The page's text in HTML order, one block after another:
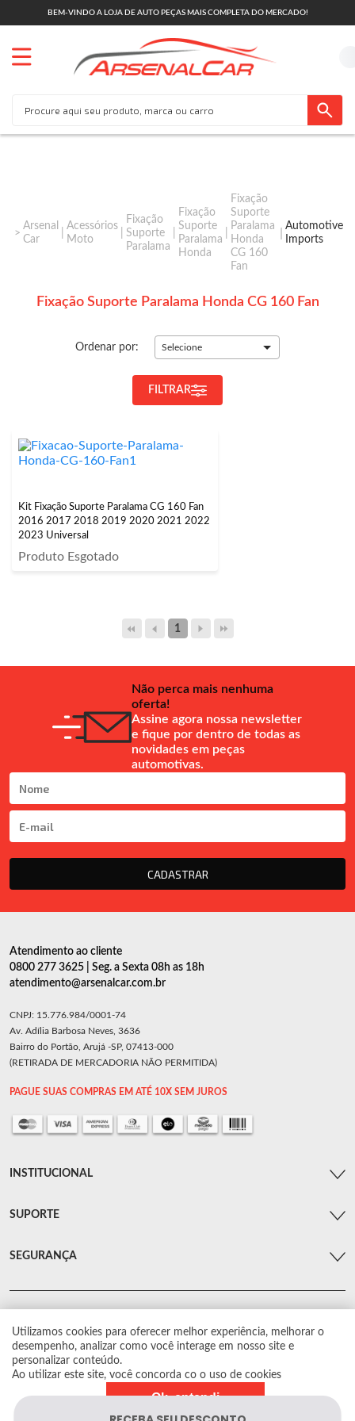
BEM-VINDO A LOJA DE AUTO PEÇAS MAIS COMPLETA DO MERCADO!
Arsenal
Car
Acessórios
Moto
Fixação
Suporte
Paralama
Fixação
Suporte
Paralama
Honda
Fixação
Suporte
Paralama
Honda
CG 160
Fan
Automotive
Imports
Fixação Suporte Paralama Honda CG 160 Fan
Ordenar por: Selecione
FILTRAR
Kit Fixação Suporte Paralama CG 160 Fan
2016 2017 2018 2019 2020 2021 2022
2023 Universal
Produto Esgotado
1
Não perca mais nenhuma
oferta!
Assine agora nossa newsletter
e fique por dentro de todas as
novidades em peças
automotivas.
CADASTRAR
Utilizamos cookies para oferecer melhor experiência, melhorar o
desempenho, analizar como você interage em nosso site e
personalizar conteúdo.
Ao utilizar este site, você concorda co o uso de cookies
Ok, entendi
Atendimento ao cliente
0800 277 3625 | Seg. a Sexta 08h as 18h
atendimento@arsenalcar.com.br
CNPJ: 15.776.984/0001-74
Av. Adília Barbosa Neves, 3636
Bairro do Portão, Arujá -SP, 07413-000
(RETIRADA DE MERCADORIA NÃO PERMITIDA)
PAGUE SUAS COMPRAS EM ATÉ 10X SEM JUROS
INSTITUCIONAL
SUPORTE
SEGURANÇA
© Arsenal Car. Todos os direitos reservados.
Proibida reprodução total ou parcial. Preços e estoque sujeito a alterações sem
aviso prévio.